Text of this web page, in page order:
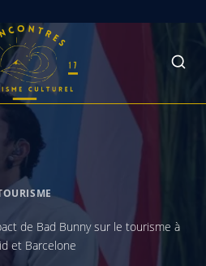
de Bad Bunny sur le tourisme à
et Barcelone